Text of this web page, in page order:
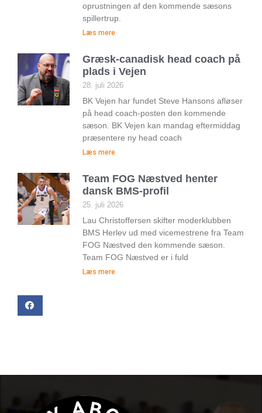
oprustningen af den kommende sæsons
spillertrup.
Læs mere
Græsk-canadisk head coach på
plads i Vejen
28. juli 2026
BK Vejen har fundet Steve Hansons afløser
på head coach-posten den kommende
sæson. BK Vejen kan mandag eftermiddag
præsentere ny head coach
Læs mere
Team FOG Næstved henter
dansk BMS-profil
25. juli 2026
Lau Christoffersen skifter moderklubben
BMS Herlev ud med vicemestrene fra Team
FOG Næstved den kommende sæson.
Team FOG Næstved er i fuld
Læs mere